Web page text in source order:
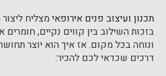
תכנון ועיצוב פנים אירופאימצליח
בזכות השילוב בין קווים נקיים, חומרים
ונוחה בכל מקום. אז איך הוא יוצר
דרכים שכדאי לכם להכיר: